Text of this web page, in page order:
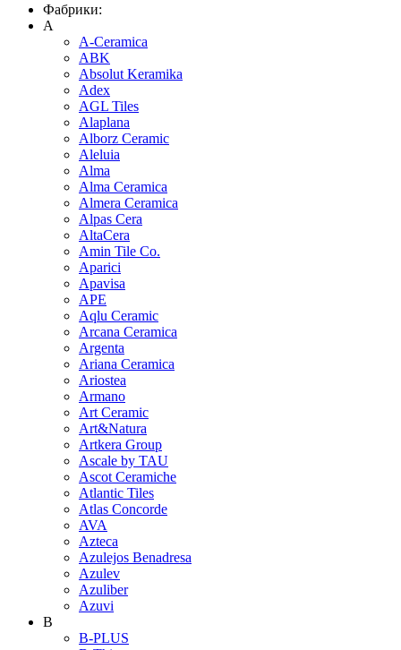
Фабрики:
A
A-Ceramica
ABK
Absolut Keramika
Adex
AGL Tiles
Alaplana
Alborz Ceramic
Aleluia
Alma
Alma Ceramica
Almera Ceramica
Alpas Cera
AltaCera
Amin Tile Co.
Aparici
Apavisa
APE
Aqlu Ceramic
Arcana Ceramica
Argenta
Ariana Ceramica
Ariostea
Armano
Art Ceramic
Art&Natura
Artkera Group
Ascale by TAU
Ascot Ceramiche
Atlantic Tiles
Atlas Concorde
AVA
Azteca
Azulejos Benadresa
Azulev
Azuliber
Azuvi
B
B-PLUS